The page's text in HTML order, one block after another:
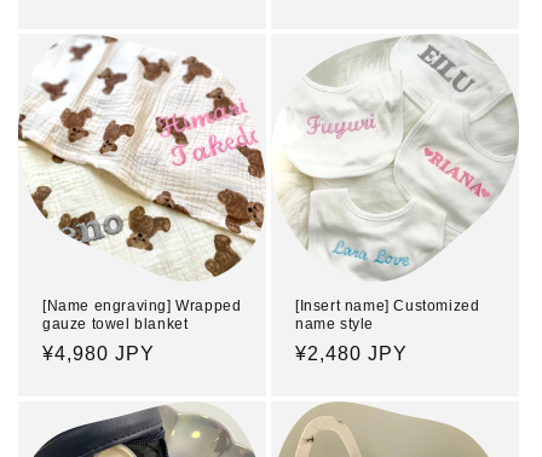
[Name engraving] Wrapped
gauze towel blanket
Regular
¥4,980 JPY
[Insert name] Customized
name style
Regular
¥2,480 JPY